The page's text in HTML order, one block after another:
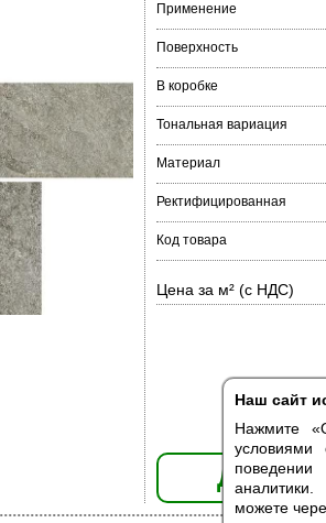
Наш сайт
Нажмите
можете
Применение
Поверхность
В коробке
Тональная вариация
Материал
Ректифицированная
Код товара
Цена за м² (с НДС)